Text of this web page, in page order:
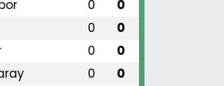
0 0
0 0
0 0
0 0